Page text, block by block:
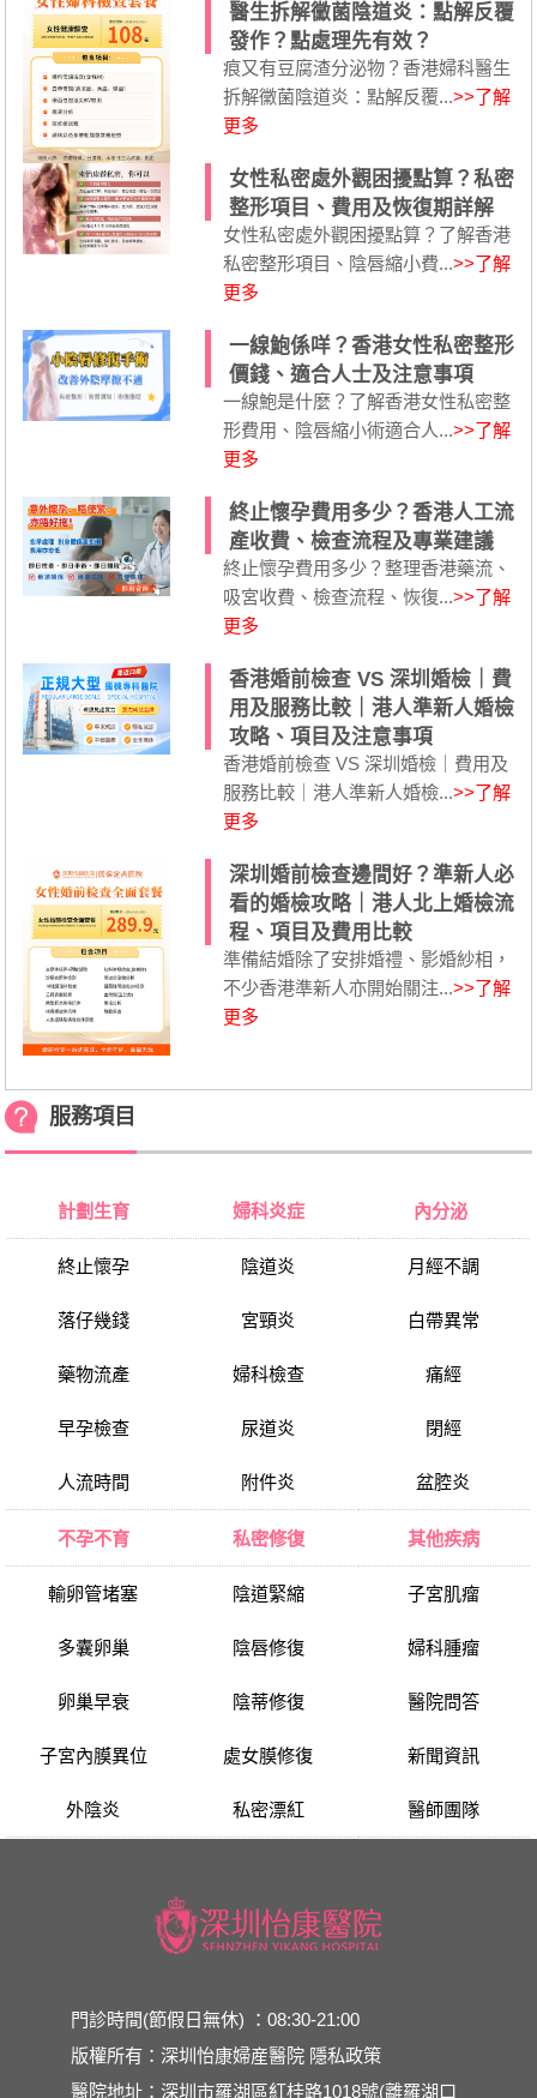
醫生拆解黴菌陰道炎：點解反覆
發作？點處理先有效？
痕又有豆腐渣分泌物？香港婦科醫生
拆解黴菌陰道炎：點解反覆...>>了解
更多
女性私密處外觀困擾點算？私密
整形項目、費用及恢復期詳解
女性私密處外觀困擾點算？了解香港
私密整形項目、陰唇縮小費...>>了解
更多
一線鮑係咩？香港女性私密整形
價錢、適合人士及注意事項
一線鮑是什麼？了解香港女性私密整
形費用、陰唇縮小術適合人...>>了解
更多
終止懷孕費用多少？香港人工流
產收費、檢查流程及專業建議
終止懷孕費用多少？整理香港藥流、
吸宮收費、檢查流程、恢復...>>了解
更多
香港婚前檢查 VS 深圳婚檢｜費
用及服務比較｜港人準新人婚檢
攻略、項目及注意事項
香港婚前檢查 VS 深圳婚檢｜費用及
服務比較｜港人準新人婚檢...>>了解
更多
深圳婚前檢查邊間好？準新人必
看的婚檢攻略｜港人北上婚檢流
程、項目及費用比較
準備結婚除了安排婚禮、影婚紗相，
不少香港準新人亦開始關注...>>了解
更多
服務項目
計劃生育
終止懷孕
落仔幾錢
藥物流產
早孕檢查
人流時間
婦科炎症
陰道炎
宮頸炎
婦科檢查
尿道炎
附件炎
內分泌
月經不調
白帶異常
痛經
閉經
盆腔炎
不孕不育
輸卵管堵塞
多囊卵巢
卵巢早衰
子宮內膜異位
外陰炎
私密修復
陰道緊縮
陰唇修復
陰蒂修復
處女膜修復
私密漂紅
其他疾病
子宮肌瘤
婦科腫瘤
醫院問答
新聞資訊
醫師團隊
門診時間(節假日無休) ：08:30-21:00
版權所有：深圳怡康婦産醫院 隱私政策
醫院地址：深圳市羅湖區紅桂路1018號(離羅湖口